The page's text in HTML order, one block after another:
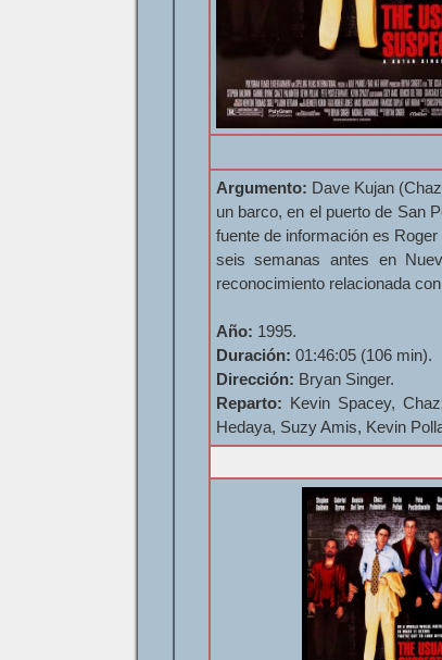
Argumento: Dave Kujan
un barco, en el puerto de San
fuente de información es
seis semanas antes en
reconocimiento relacionada
Año: 1995.
Duración: 01:46:05 (106 min).
Dirección: Bryan Singer.
Reparto: Kevin Spacey,
Hedaya, Suzy Amis, Kevin